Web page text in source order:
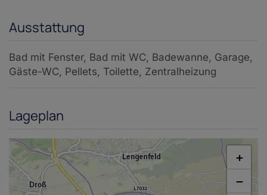
Ausstattung
Bad mit Fenster Bad mit WC Badewanne Garage
Gäste-WC Pellets Toilette Zentralheizung
Lageplan
+
−